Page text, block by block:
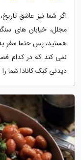
اگر شما نیز عاشق
مجلل، خیابان های
هستید، پس حتما سفر
نمی کند که در کدام
دیدنی کبک کانادا شما